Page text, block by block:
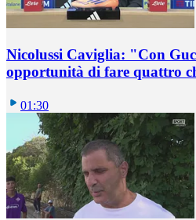
Nicolussi Caviglia: "Con
opportunità di fare quattro
01:30